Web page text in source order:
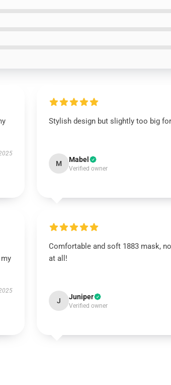
Stylish design but slightly too big
M Mabel
Verified owner
Comfortable and soft 1883 mask,
at all!
J Juniper
Verified owner